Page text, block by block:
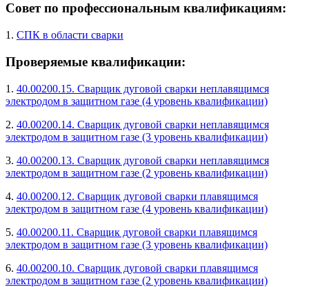
Совет по профессиональным квалификациям:
1. СПК в области сварки
Проверяемые квалификации:
1. 40.00200.15. Сварщик дуговой сварки неплавящимся
электродом в защитном газе (4 уровень квалификации)
2. 40.00200.14. Сварщик дуговой сварки неплавящимся
электродом в защитном газе (3 уровень квалификации)
3. 40.00200.13. Сварщик дуговой сварки неплавящимся
электродом в защитном газе (2 уровень квалификации)
4. 40.00200.12. Сварщик дуговой сварки плавящимся
электродом в защитном газе (4 уровень квалификации)
5. 40.00200.11. Сварщик дуговой сварки плавящимся
электродом в защитном газе (3 уровень квалификации)
6. 40.00200.10. Сварщик дуговой сварки плавящимся
электродом в защитном газе (2 уровень квалификации)